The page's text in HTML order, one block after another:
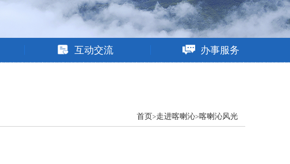
互动交流 办事服务
首页>走进喀喇沁>喀喇沁风光